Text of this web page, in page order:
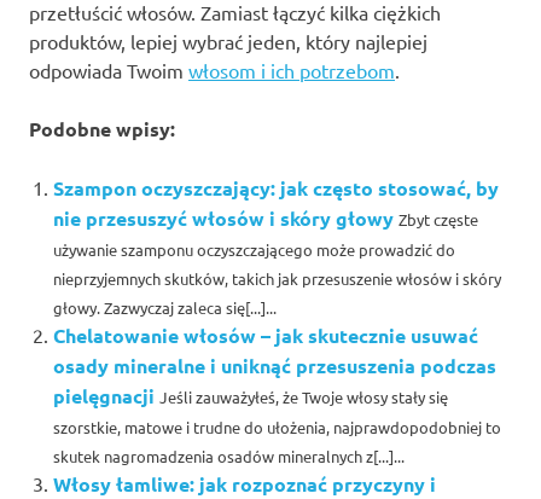
przetłuścić włosów. Zamiast łączyć kilka ciężkich
produktów, lepiej wybrać jeden, który najlepiej
odpowiada Twoim włosom i ich potrzebom.
Podobne wpisy:
Szampon oczyszczający: jak często stosować, by
nie przesuszyć włosów i skóry głowy Zbyt częste
używanie szamponu oczyszczającego może prowadzić do
nieprzyjemnych skutków, takich jak przesuszenie włosów i skóry
głowy. Zazwyczaj zaleca się[...]...
Chelatowanie włosów – jak skutecznie usuwać
osady mineralne i uniknąć przesuszenia podczas
pielęgnacji Jeśli zauważyłeś, że Twoje włosy stały się
szorstkie, matowe i trudne do ułożenia, najprawdopodobniej to
skutek nagromadzenia osadów mineralnych z[...]...
Włosy łamliwe: jak rozpoznać przyczyny i